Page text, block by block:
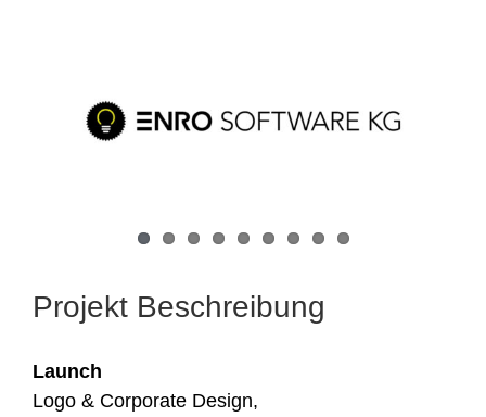
Projekt Beschreibung
Launch
Logo & Corporate Design,